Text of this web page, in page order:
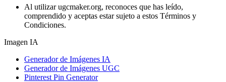
Al utilizar ugcmaker.org, reconoces que has leído,
comprendido y aceptas estar sujeto a estos Términos y
Condiciones.
Imagen IA
Generador de Imágenes IA
Generador de Imágenes UGC
Pinterest Pin Generator